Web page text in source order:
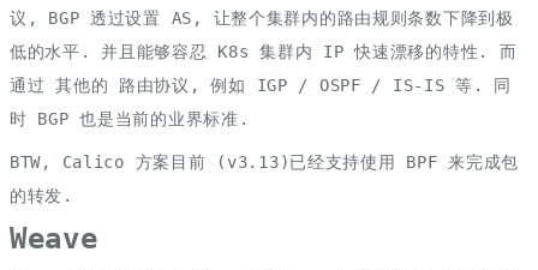
议, BGP 透过设置 AS, 让整个集群内的路由规则条数下降到极
低的水平. 并且能够容忍 K8s 集群内 IP 快速漂移的特性. 而
通过 其他的 路由协议, 例如 IGP / OSPF / IS-IS 等. 同
时 BGP 也是当前的业界标准.
BTW, Calico 方案目前 (v3.13)已经支持使用 BPF 来完成包
的转发.
Weave